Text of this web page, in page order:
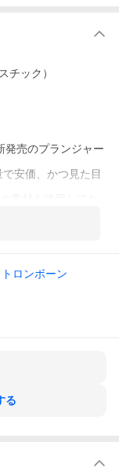
チック）
発売のプランジャー
安価、かつ見た目
。
ありますのでベル
継ぎ目がありま
トロンボーン
る